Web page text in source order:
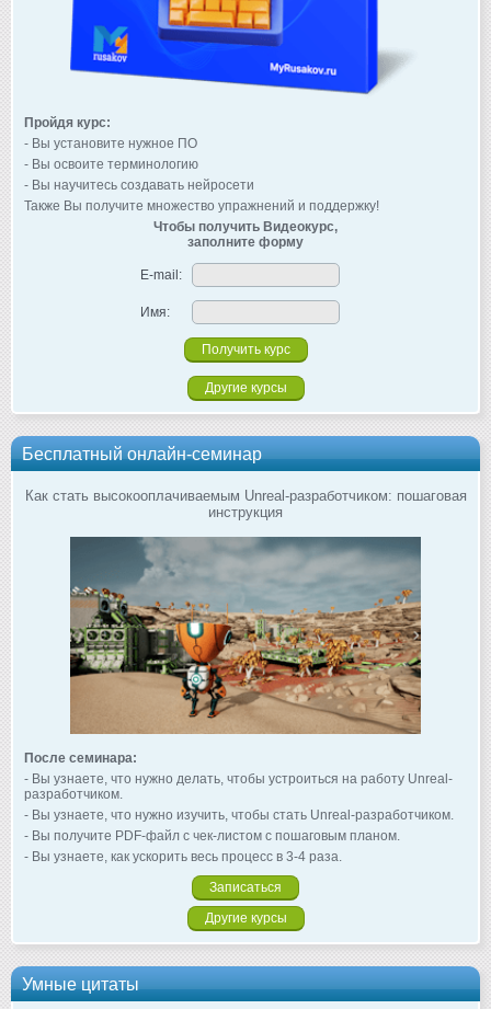
Пройдя курс:
- Вы установите нужное ПО
- Вы освоите терминологию
- Вы научитесь создавать нейросети
Также Вы получите множество упражнений и поддержку!
Чтобы получить Видеокурс,
заполните форму
E-mail:
Имя:
Другие курсы
Бесплатный онлайн-семинар
Как стать высокооплачиваемым Unreal-разработчиком: пошаговая
инструкция
После семинара:
- Вы узнаете, что нужно делать, чтобы устроиться на работу Unreal-
разработчиком.
- Вы узнаете, что нужно изучить, чтобы стать Unreal-разработчиком.
- Вы получите PDF-файл с чек-листом с пошаговым планом.
- Вы узнаете, как ускорить весь процесс в 3-4 раза.
Записаться
Другие курсы
Умные цитаты